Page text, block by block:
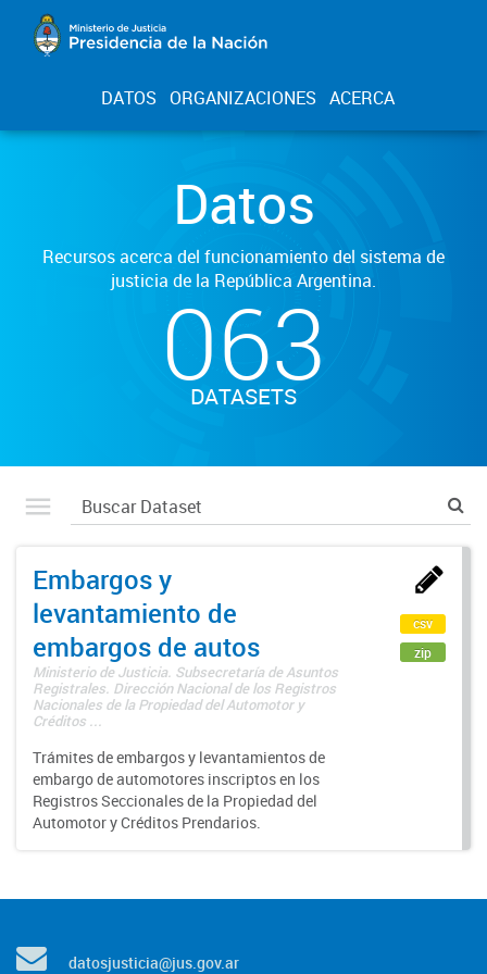
DATOS ORGANIZACIONES ACERCA
Datos
Recursos acerca del funcionamiento del sistema de
justicia de la República Argentina.
063
DATASETS
Embargos y
levantamiento de
embargos de autos
Ministerio de Justicia. Subsecretaría de Asuntos
Registrales. Dirección Nacional de los Registros
Nacionales de la Propiedad del Automotor y
Créditos ...
Trámites de embargos y levantamientos de
embargo de automotores inscriptos en los
Registros Seccionales de la Propiedad del
Automotor y Créditos Prendarios.
csv
zip
datosjusticia@jus.gov.ar